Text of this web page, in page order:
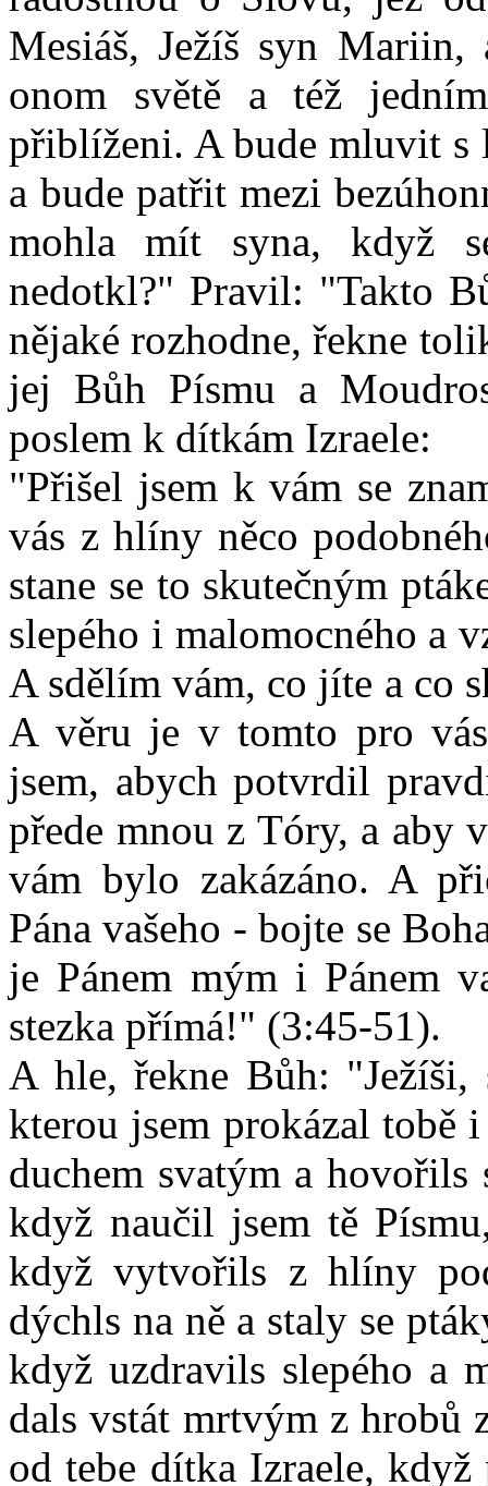
Mesiáš, Ježíš syn
onom světě a též
přiblíženi. A bude mluvit
a bude patřit mezi
mohla mít syna, když
nedotkl?" Pravil: "Takto
nějaké rozhodne, řekne
jej Bůh Písmu a
poslem k dítkám Izraele:
"Přišel jsem k vám se
vás z hlíny něco
stane se to skutečným
slepého i malomocného a
A sdělím vám, co jíte a co
A věru je v tomto pro
jsem, abych potvrdil
přede mnou z Tóry, a aby
vám bylo zakázáno. A
Pána vašeho - bojte se
je Pánem mým i Pánem
stezka přímá!" (3:45-51).
A hle, řekne Bůh:
kterou jsem prokázal tobě
duchem svatým a
když naučil jsem tě
když vytvořils z hlíny
dýchls na ně a staly se
když uzdravils slepého a
dals vstát mrtvým z hrobů
od tebe dítka Izraele,